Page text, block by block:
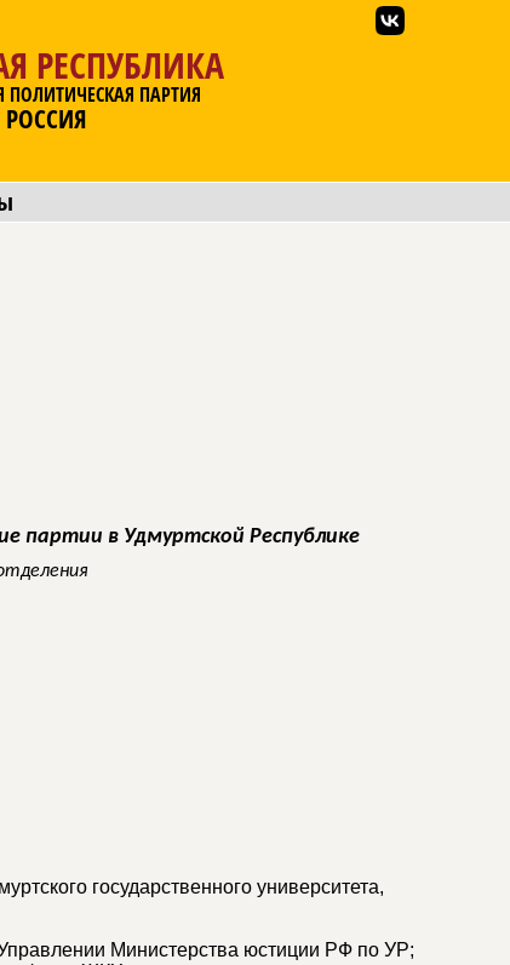
РЕСПУБЛИКА
ПОЛИТИЧЕСКАЯ ПАРТИЯ
партии в Удмуртcкой Республике
государственного университета,
Министерства юстиции РФ по УР;